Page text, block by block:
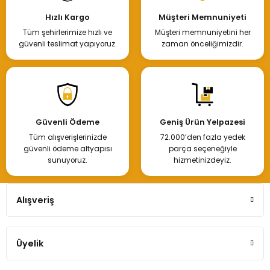
Hızlı Kargo
Tüm şehirlerimize hızlı ve
güvenli teslimat yapıyoruz.
Müşteri Memnuniyeti
Müşteri memnuniyetini her
zaman önceliğimizdir.
Güvenli Ödeme
Tüm alışverişlerinizde
güvenli ödeme altyapısı
sunuyoruz.
Geniş Ürün Yelpazesi
72.000’den fazla yedek
parça seçeneğiyle
hizmetinizdeyiz.
Alışveriş
Üyelik